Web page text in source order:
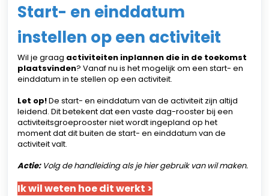
Start- en einddatum
instellen op een activiteit
Wil je graag activiteiten inplannen die in de toekomst
plaatsvinden? Vanaf nu is het mogelijk om een start- en
einddatum in te stellen op een activiteit.
Let op!De start- en einddatum van de activiteit zijn altijd
leidend. Dit betekent dat een vaste dag-rooster bij een
activiteitsgroeprooster niet wordt ingepland op het
moment dat dit buiten de start- en einddatum van de
activiteit valt.
Actie:Volg de handleiding als je hier gebruik van wil maken.
Ik wil weten hoe dit werkt >